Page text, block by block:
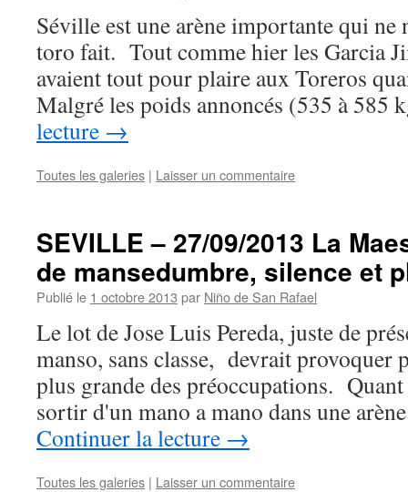
Séville est une arène importante qui ne
toro fait. Tout comme hier les Garcia
avaient tout pour plaire aux Toreros
Malgré les poids annoncés (535 à
lecture →
Toutes les galeries | Laisser un commentaire
SEVILLE – 27/09/2013 La
de mansedumbre, silence et
Publié le 1 octobre 2013 par Niño de San Rafael
Le lot de Jose Luis Pereda, juste de
manso, sans classe, devrait provoquer
plus grande des préoccupations. Quant
sortir d'un mano a mano dans une
Continuer la lecture →
Toutes les galeries | Laisser un commentaire